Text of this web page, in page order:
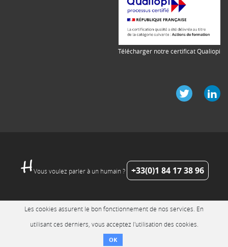
Télécharger notre certificat Qualiopi
Vous voulez parler à un humain ? +33(0)1 84 17 38 96
Les cookies assurent le bon fonctionnement de nos services. En
utilisant ces derniers, vous acceptez l'utilisation des cookies.
OK